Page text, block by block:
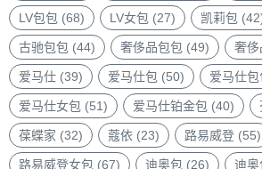
LV包包 (68) LV女包 (27) 凯莉包
古驰包包 (44) 奢侈品包包 (49) 奢侈
爱马仕 (39) 爱马仕包 (50) 爱马仕包
爱马仕女包 (51) 爱马仕铂金包 (40)
葆蝶家 (32) 蔻依 (23) 路易威登 (55)
路易威登女包 (67) 迪奥包 (26) 迪奥